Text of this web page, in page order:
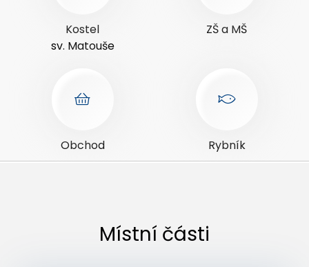
Kostel
sv. Matouše
ZŠ a MŠ
Obchod Rybník
Místní části